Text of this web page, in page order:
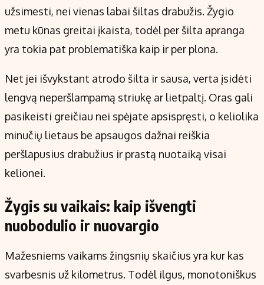
užsimesti, nei vienas labai šiltas drabužis. Žygio
metu kūnas greitai įkaista, todėl per šilta apranga
yra tokia pat problematiška kaip ir per plona.
Net jei išvykstant atrodo šilta ir sausa, verta įsidėti
lengvą neperšlampamą striukę ar lietpaltį. Oras gali
pasikeisti greičiau nei spėjate apsispręsti, o keliolika
minučių lietaus be apsaugos dažnai reiškia
peršlapusius drabužius ir prastą nuotaiką visai
kelionei.
Žygis su vaikais: kaip išvengti
nuobodulio ir nuovargio
Mažesniems vaikams žingsnių skaičius yra kur kas
svarbesnis už kilometrus. Todėl ilgus, monotoniškus